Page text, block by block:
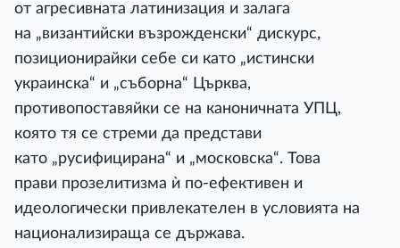
от агресивната латинизация и залага
на „византийски възрожденски“ дискурс,
позиционирайки себе си като „истински
украинска“ и „съборна“ Църква,
противопоставяйки се на каноничната УПЦ,
която тя се стреми да представи
като „русифицирана“ и „московска“. Това
прави прозелитизма ѝ по-ефективен и
идеологически привлекателен в условията на
национализираща се държава.